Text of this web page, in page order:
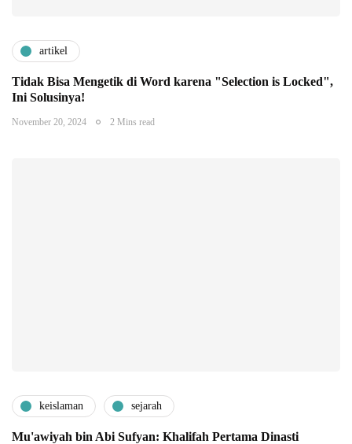
artikel
Tidak Bisa Mengetik di Word karena "Selection is Locked",
Ini Solusinya!
November 20, 2024 2 Mins read
keislaman sejarah
Mu'awiyah bin Abi Sufyan: Khalifah Pertama Dinasti